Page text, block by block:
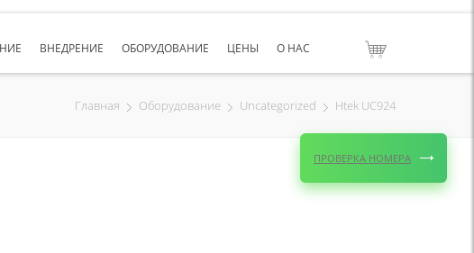
ВНЕДРЕНИЕ ОБОРУДОВАНИЕ ЦЕНЫ О НАС
Главная Оборудование Uncategorized Htek UC924
ПРОВЕРКА НОМЕРА